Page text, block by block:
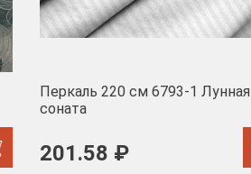
Перкаль 220 см 6793-1 Лунная
соната
201.58 ₽